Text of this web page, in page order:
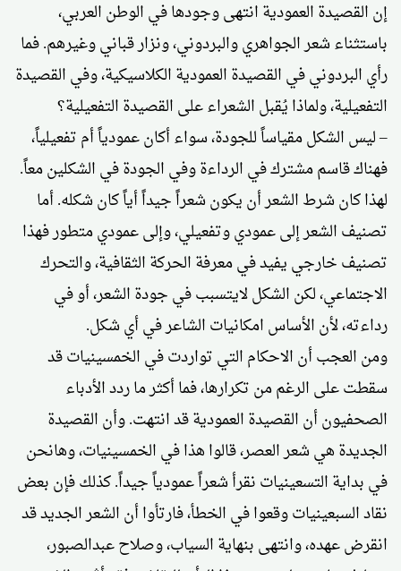
إن القصيدة العمودية انتهى وجودها في الوطن العربي،
باستثناء شعر الجواهري والبردوني، ونزار قباني وغيرهم. فما
رأي البردوني في القصيدة العمودية الكلاسيكية، وفي القصيدة
التفعيلية، ولماذا يُقبل الشعراء على القصيدة التفعيلية؟
– ليس الشكل مقياساً للجودة، سواء أكان عمودياً أم تفعيلياً،
فهناك قاسم مشترك في الرداءة وفي الجودة في الشكلين معاً.
لهذا كان شرط الشعر أن يكون شعراً جيداً أياً كان شكله. أما
تصنيف الشعر إلى عمودي وتفعيلي، وإلى عمودي متطور فهذا
تصنيف خارجي يفيد في معرفة الحركة الثقافية، والتحرك
الاجتماعي، لكن الشكل لايتسبب في جودة الشعر، أو في
رداءته، لأن الأساس امكانيات الشاعر في أي شكل.
ومن العجب أن الاحكام التي تواردت في الخمسينيات قد
سقطت على الرغم من تكرارها، فما أكثر ما ردد الأدباء
الصحفيون أن القصيدة العمودية قد انتهت. وأن القصيدة
الجديدة هي شعر العصر، قالوا هذا في الخمسينيات، وهانحن
في بداية التسعينيات نقرأ شعراً عمودياً جيداً. كذلك فإن بعض
نقاد السبعينيات وقعوا في الخطأ، فارتأوا أن الشعر الجديد قد
انقرض عهده، وانتهى بنهاية السياب، وصلاح عبدالصبور،